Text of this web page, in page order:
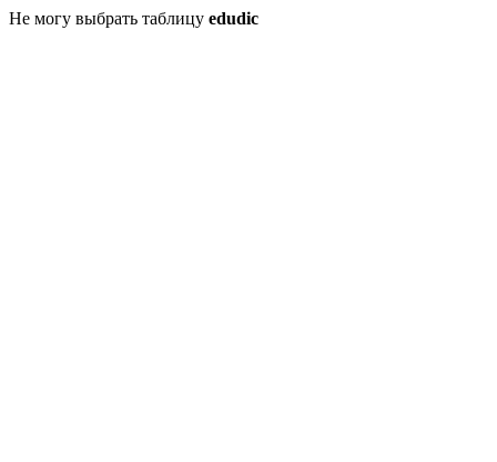
Не могу выбрать таблицу edudic